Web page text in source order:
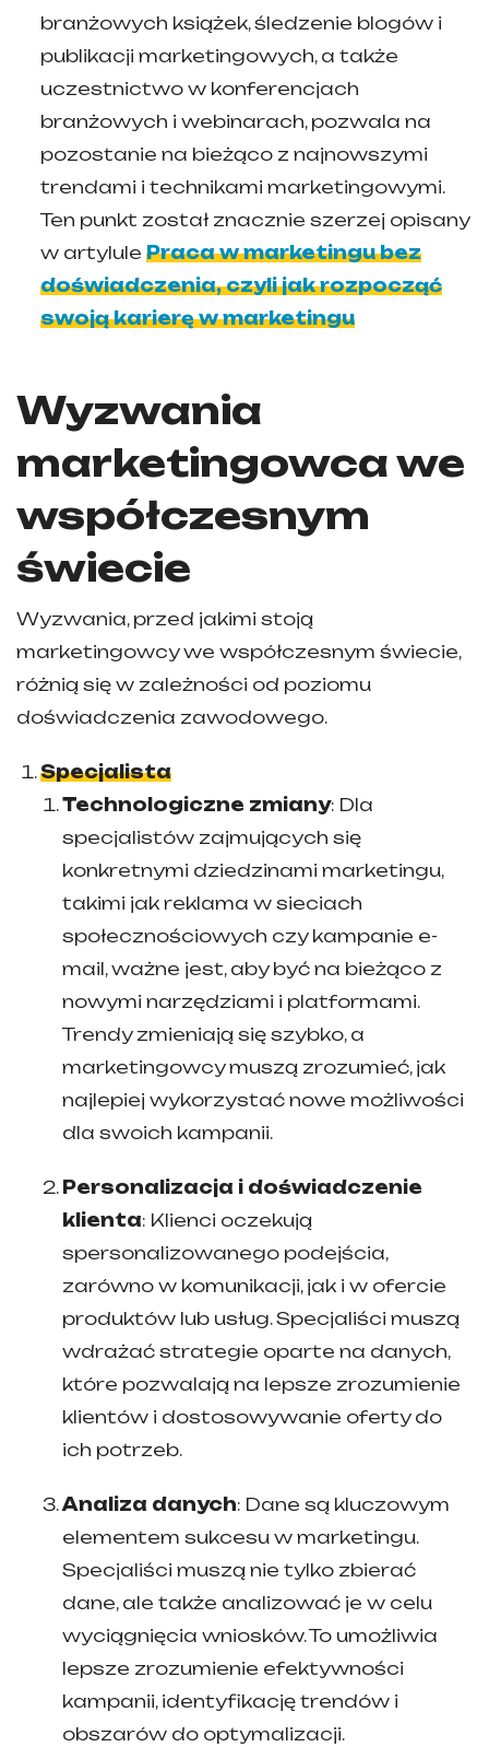
branżowych książek, śledzenie blogów i
publikacji marketingowych, a także
uczestnictwo w konferencjach
branżowych i webinarach, pozwala na
pozostanie na bieżąco z najnowszymi
trendami i technikami marketingowymi.
Ten punkt został znacznie szerzej opisany
w artylulePraca w marketingu bez
doświadczenia, czyli jak rozpocząć
swoją karierę w marketingu
Wyzwania
marketingowca we
współczesnym
świecie
Wyzwania, przed jakimi stoją
marketingowcy we współczesnym świecie,
różnią się w zależności od poziomu
doświadczenia zawodowego.
Specjalista
Technologiczne zmiany: Dla
specjalistów zajmujących się
konkretnymi dziedzinami marketingu,
takimi jak reklama w sieciach
społecznościowych czy kampanie e-
mail, ważne jest, aby być na bieżąco z
nowymi narzędziami i platformami.
Trendy zmieniają się szybko, a
marketingowcy muszą zrozumieć, jak
najlepiej wykorzystać nowe możliwości
dla swoich kampanii.
Personalizacja i doświadczenie
klienta: Klienci oczekują
spersonalizowanego podejścia,
zarówno w komunikacji, jak i w ofercie
produktów lub usług. Specjaliści muszą
wdrażać strategie oparte na danych,
które pozwalają na lepsze zrozumienie
klientów i dostosowywanie oferty do
ich potrzeb.
Analiza danych: Dane są kluczowym
elementem sukcesu w marketingu.
Specjaliści muszą nie tylko zbierać
dane, ale także analizować je w celu
wyciągnięcia wniosków. To umożliwia
lepsze zrozumienie efektywności
kampanii, identyfikację trendów i
obszarów do optymalizacji.